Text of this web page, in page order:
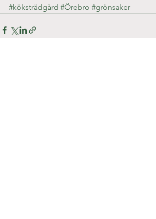
#köksträdgård #Örebro #grönsaker